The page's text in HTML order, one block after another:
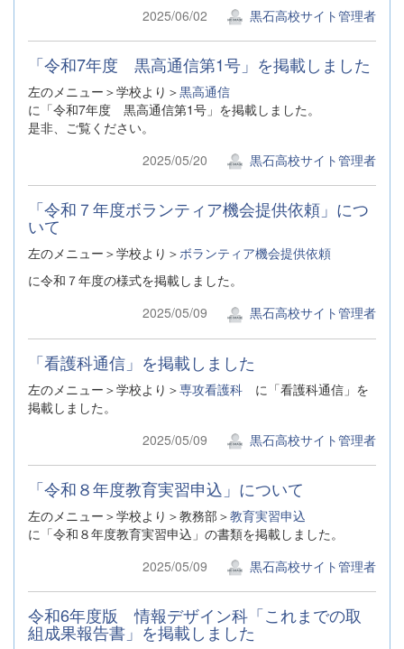
2025/06/02 黒石高校サイト管理者
「令和7年度 黒高通信第1号」を掲載しました
左のメニュー＞学校より＞黒高通信
に「令和7年度 黒高通信第1号」を掲載しました。
是非、ご覧ください。
2025/05/20
黒石高校サイト管理者
「令和７年度ボランティア機会提供依頼」につ
いて
左のメニュー＞学校より＞ボランティア機会提供依頼
に令和７年度の様式を掲載しました。
2025/05/09
黒石高校サイト管理者
「看護科通信」を掲載しました
左のメニュー＞学校より＞専攻看護科 に「看護科通信」を
掲載しました。
2025/05/09
黒石高校サイト管理者
「令和８年度教育実習申込」について
左のメニュー＞学校より＞教務部＞教育実習申込
に「令和８年度教育実習申込」の書類を掲載しました。
2025/05/09
黒石高校サイト管理者
令和6年度版 情報デザイン科「これまでの取
組成果報告書」を掲載しました